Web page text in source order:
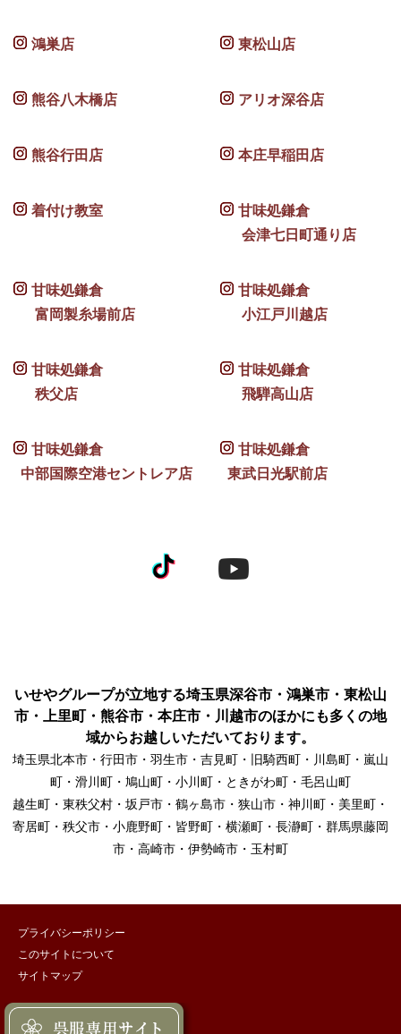
鴻巣店 東松山店
熊谷八木橋店 アリオ深谷店
熊谷行田店 本庄早稲田店
着付け教室
甘味処鎌倉
会津七日町通り店
甘味処鎌倉
富岡製糸場前店
甘味処鎌倉
小江戸川越店
甘味処鎌倉
秩父店
甘味処鎌倉
飛騨高山店
甘味処鎌倉
中部国際空港セントレア店
甘味処鎌倉
東武日光駅前店
いせやグループが立地する埼玉県深谷市・鴻巣市・東松山
市・上里町・熊谷市・本庄市・川越市のほかにも多くの地
域からお越しいただいております。
埼玉県北本市・行田市・羽生市・吉見町・旧騎西町・川島町・嵐山
町・滑川町・鳩山町・小川町・ときがわ町・毛呂山町
越生町・東秩父村・坂戸市・鶴ヶ島市・狭山市・神川町・美里町・
寄居町・秩父市・小鹿野町・皆野町・横瀬町・長瀞町・群馬県藤岡
市・高崎市・伊勢崎市・玉村町
プライバシーポリシー
このサイトについて
サイトマップ